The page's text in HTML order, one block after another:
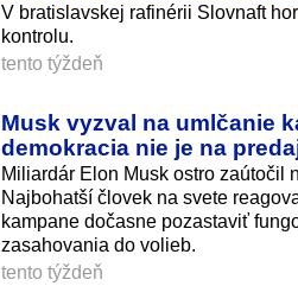
V bratislavskej rafinérii Slovnaft
kontrolu.
tento týždeň
Musk vyzval na umlčanie
demokracia nie je na
Miliardár Elon Musk ostro zaútočil
Najbohatší človek na svete
kampane dočasne pozastaviť
zasahovania do volieb.
tento týždeň